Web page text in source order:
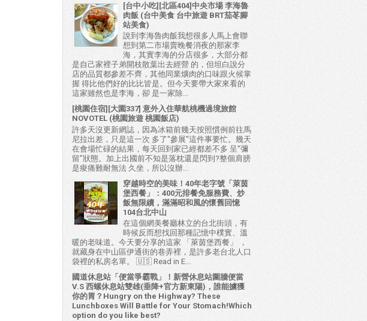
[台中小吃][北區404]中央市場 李海魯
肉飯 (台中美食 台中旅遊 BRT茄苳腳
站美食)
說到李海魯肉飯我想很多人馬上會聯
想到第二市場賣晚餐消夜的那家李
海，其實李海的分店很多，大部分都
是自己家裡子弟開枝散葉出去經營 的，但坦白說分
店的品質都參差不齊，其他同業爌肉的口味跟火候掌
握 得比他們好的比比皆是。但今天要帶大家來看的
這家雖然也是李海，卻 是一家除...
[桃園住宿][大園337] 意外入住華航桃機過境旅館
NOVOTEL (桃園旅遊 桃園飯店)
許多天沒更新網誌，因為冰箱前幾天按照慣例前往馬
尼拉出差，只是這一次 多了"參展"這件事要忙。幾天
在會場忙碌的結果，每天回到家已經都差不多 呈"彌
留"狀態。加上出國前不知是落枕還是閃到?整個肩膀
是痠痛難耐無法 久坐，所以沒辦...
穿越時空的美味！40年老字號「萊茵
堡西餐」：400元排餐免服務費、炒
飯無限續，滿滿昭和風的懷舊回憶
104台北中山
在這個網美餐廳林立的台北街頭，有
時候反而想找回那種記憶中樸實、溫
暖的老味道。今天要分享的這家 「萊茵堡西餐」 ，
就藏身在中山區伊通街的巷弄裡，是許多老台北人口
袋裡的私房名單。 🇺🇸 Read in E...
國道休息站「便當爭霸戰」！新營休息站圍牆便當
V.S 西螺休息站雙雄(垂降+官方新東陽)，誰能擄獲
你的胃？Hungry on the Highway? These
Lunchboxes Will Battle for Your Stomach!Which
option do you like best?